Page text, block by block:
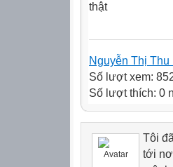
thật
Nguyễn Thị Thu
Số lượt xem:
Số lượt thích: 0
Tôi
tới